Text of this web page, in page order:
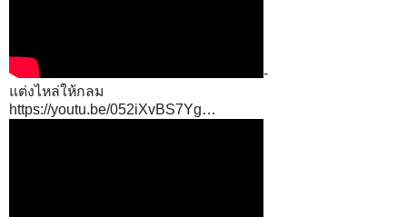
-
แต่งไหล่ให้กลม
https://youtu.be/052iXvBS7Yg…